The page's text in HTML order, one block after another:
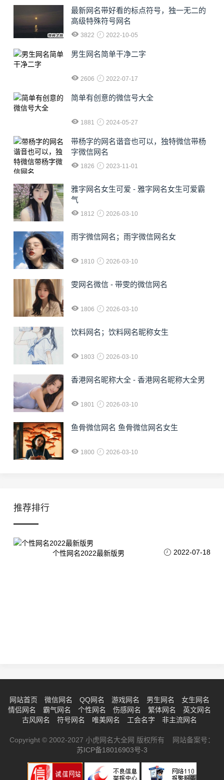
最新网名带好看的标点符号，独一无二的
高级特殊符号网名
3822 2022-10-05
男生网名简单干净二字
2606 2022-07-17
简单有创意的微信号大全
1881 2024-05-27
​带杨字的网名谐音也可以，独特微信带杨
字微信网名
1826 2023-11-01
雅字网名女生可爱 - 雅字网名女生可爱霸
气
1812 2026-03-10
雨字微信网名；雨字微信网名女
1810 2026-03-10
雯网名微信 - 带雯的微信网名
1806 2026-03-10
饮料网名；饮料网名昵称女生
1803 2026-03-10
香港网名昵称大全 - 香港网名昵称大全男
1801 2026-03-10
鱼骨微信网名 鱼骨微信网名女生
1800 2026-03-10
推荐排行
个性网名2022最新版男 2022-07-18
网站首页 微信网名 QQ网名 游戏网名 男生网名
女生网名
情侣网名
霸气网名 个性网名 伤感网名 繁体网名
英文网名
古风网名
符号网名 唯美网名 工会名字 非主流网名
Copyright © 2002-2027 小虎网名大全网 版权所有 网站备案号：
苏ICP备18016903号-3